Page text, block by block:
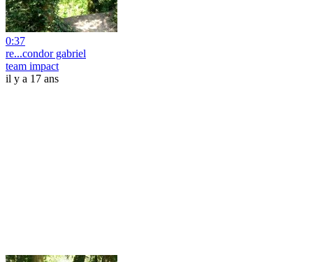
0:37
re...condor gabriel
team impact
il y a 17 ans